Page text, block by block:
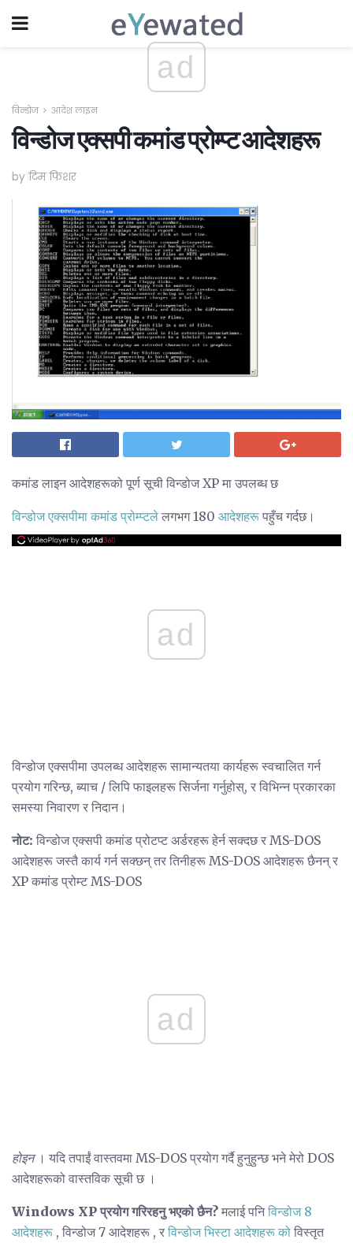
ad
विन्डोज आदेश लाइन
विन्डोज एक्सपी कमांड प्रोम्प्ट आदेशहरू
by टिम फिशर
कमांड लाइन आदेशहरूको पूर्ण सूची विन्डोज XP मा उपलब्ध छ
विन्डोज एक्सपीमा कमांड प्रोम्प्टले लगभग 180 आदेशहरू पहुँच गर्दछ।
ad
विन्डोज एक्सपीमा उपलब्ध आदेशहरू सामान्यतया कार्यहरू स्वचालित गर्न
प्रयोग गरिन्छ, ब्याच / लिपि फाइलहरू सिर्जना गर्नुहोस्, र विभिन्न प्रकारका
समस्या निवारण र निदान।
नोट: विन्डोज एक्सपी कमांड प्रोटप्ट अर्डरहरू हेर्न सक्दछ र MS-DOS
आदेशहरू जस्तै कार्य गर्न सक्छन् तर तिनीहरू MS-DOS आदेशहरू छैनन् र
XP कमांड प्रोम्ट MS-DOS
ad
होइन। यदि तपाईं वास्तवमा MS-DOS प्रयोग गर्दै हुनुहुन्छ भने मेरो DOS
आदेशहरूको वास्तविक सूची छ ।
Windows XP प्रयोग गरिरहनु भएको छैन? मलाई पनिविन्डोज 8
आदेशहरू , विन्डोज 7 आदेशहरू , र विन्डोज भिस्टा आदेशहरू को विस्तृत